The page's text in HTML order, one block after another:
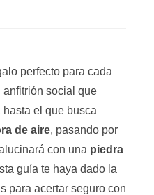
perfecto para cada
social que
hasta el que busca
de aire, pasando por
con una piedra
guía te haya dado la
para acertar seguro con